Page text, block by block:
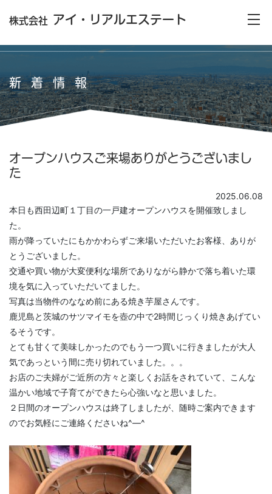
株式会社 アイ・リアルエステート
新着情報
オープンハウスご来場ありがとうございまし
た
2025.06.08
本日も西田辺町１丁目の一戸建オープンハウスを開催致しまし
た。
雨が降っていたにもかかわらずご来場いただいたお客様、ありが
とうございました。
交通や買い物が大変便利な場所でありながら静かで落ち着いた環
境を気に入っていただいてました。
写真は当物件のななめ前にある焼き芋屋さんです。
鹿児島と茨城のサツマイモを壺の中で2時間じっくり焼きあげてい
るそうです。
とても甘くて美味しかったのでもう一つ買いに行きましたが大人
気であっという間に売り切れていました。。。
お店のご夫婦がご近所の方々と楽しくお話をされていて、こんな
温かい地域で子育てができたら心強いなと思いました。
２日間のオープンハウスは終了しましたが、随時ご案内できます
のでお気軽にご連絡くださいね^―^